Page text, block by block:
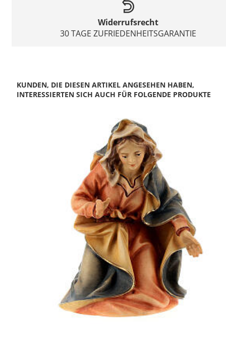
Widerrufsrecht
30 TAGE ZUFRIEDENHEITSGARANTIE
KUNDEN, DIE DIESEN ARTIKEL ANGESEHEN HABEN,
INTERESSIERTEN SICH AUCH FÜR FOLGENDE PRODUKTE